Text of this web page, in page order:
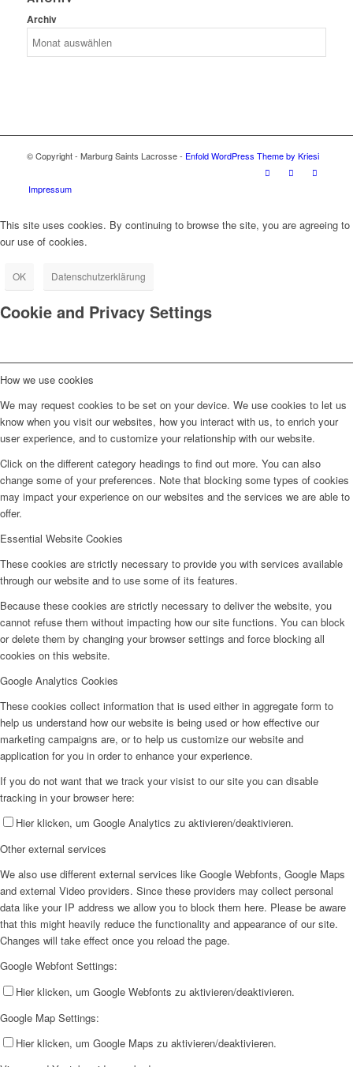
Archiv
© Copyright - Marburg Saints Lacrosse - Enfold WordPress Theme by Kriesi
Impressum
This site uses cookies. By continuing to browse the site, you are agreeing to
our use of cookies.
OK Datenschutzerklärung
Cookie and Privacy Settings
How we use cookies
We may request cookies to be set on your device. We use cookies to let us
know when you visit our websites, how you interact with us, to enrich your
user experience, and to customize your relationship with our website.
Click on the different category headings to find out more. You can also
change some of your preferences. Note that blocking some types of cookies
may impact your experience on our websites and the services we are able to
offer.
Essential Website Cookies
These cookies are strictly necessary to provide you with services available
through our website and to use some of its features.
Because these cookies are strictly necessary to deliver the website, you
cannot refuse them without impacting how our site functions. You can block
or delete them by changing your browser settings and force blocking all
cookies on this website.
Google Analytics Cookies
These cookies collect information that is used either in aggregate form to
help us understand how our website is being used or how effective our
marketing campaigns are, or to help us customize our website and
application for you in order to enhance your experience.
If you do not want that we track your visist to our site you can disable
tracking in your browser here:
Hier klicken, um Google Analytics zu aktivieren/deaktivieren.
Other external services
We also use different external services like Google Webfonts, Google Maps
and external Video providers. Since these providers may collect personal
data like your IP address we allow you to block them here. Please be aware
that this might heavily reduce the functionality and appearance of our site.
Changes will take effect once you reload the page.
Google Webfont Settings:
Hier klicken, um Google Webfonts zu aktivieren/deaktivieren.
Google Map Settings:
Hier klicken, um Google Maps zu aktivieren/deaktivieren.